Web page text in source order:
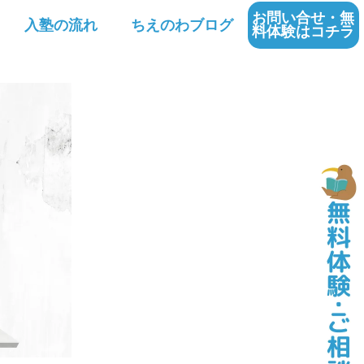
入塾の流れ ちえのわブログ
お問い合せ・無
料体験はコチラ